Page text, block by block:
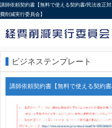
講師依頼契約書【無料で使える契約書/民法改正
費削減実行委員会】
ビジネステンプレート
講師依頼契約書【無料で使える契約